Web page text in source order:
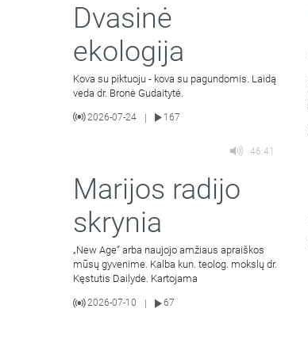
Dvasinė
ekologija
Kova su piktuoju - kova su pagundomis. Laidą
veda dr. Bronė Gudaitytė.
2026-07-24 | 167
46:41
Marijos radijo
skrynia
„New Age“ arba naujojo amžiaus apraiškos
mūsų gyvenime. Kalba kun. teolog. mokslų dr.
Kęstutis Dailydė. Kartojama
2026-07-10 67